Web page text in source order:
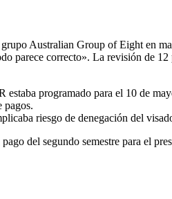
Australian Group of Eight en
parece correcto». La revisión de 12
programado para el 10 de
pagos.
riesgo de denegación del
del segundo semestre para el